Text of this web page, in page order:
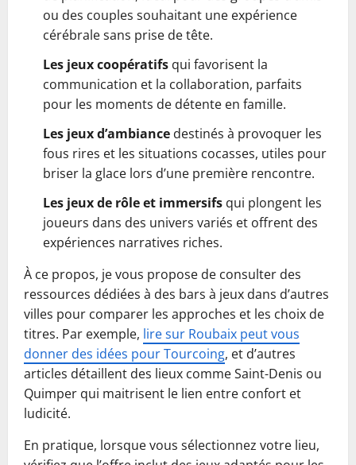
ou des couples souhaitant une expérience
cérébrale sans prise de tête.
Les jeux coopératifs qui favorisent la
communication et la collaboration, parfaits
pour les moments de détente en famille.
Les jeux d’ambiance destinés à provoquer les
fous rires et les situations cocasses, utiles pour
briser la glace lors d’une première rencontre.
Les jeux de rôle et immersifs qui plongent les
joueurs dans des univers variés et offrent des
expériences narratives riches.
À ce propos, je vous propose de consulter des
ressources dédiées à des bars à jeux dans d’autres
villes pour comparer les approches et les choix de
titres. Par exemple, lire sur Roubaix peut vous
donner des idées pour Tourcoing, et d’autres
articles détaillent des lieux comme Saint-Denis ou
Quimper qui maitrisent le lien entre confort et
ludicité.
En pratique, lorsque vous sélectionnez votre lieu,